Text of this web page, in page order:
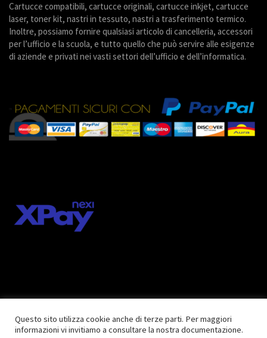
Cartucce compatibili, cartucce originali, cartucce inkjet, cartucce
laser, toner kit, nastri in tessuto, nastri a trasferimento termico.
Inoltre, possiamo fornire qualsiasi articolo di cancelleria, accessori
per l’ufficio e la scuola, e tutto quello che può servire alle esigenze
di aziende e privati nei vasti settori dell’ufficio e dell’informatica.
Questo sito utilizza cookie anche di terze parti. Per maggiori
informazioni vi invitiamo a consultare la nostra documentazione.